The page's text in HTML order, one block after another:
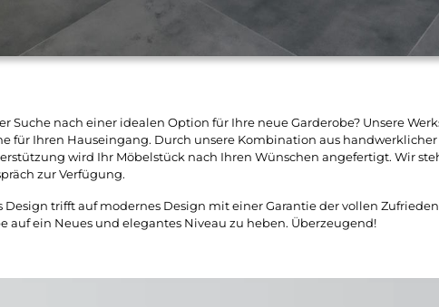
Suche nach einer idealen Option für Ihre neue Garderobe? Unsere
für Ihren Hauseingang. Durch unsere Kombination aus
wird Ihr Möbelstück nach Ihren Wünschen angefertigt. Wir
zur Verfügung.
Design trifft auf modernes Design mit einer Garantie der vollen
auf ein Neues und elegantes Niveau zu heben. Überzeugend!